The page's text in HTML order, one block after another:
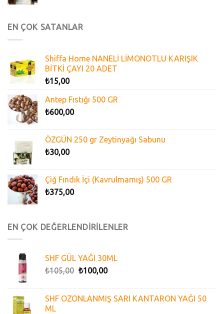
EN ÇOK SATANLAR
Shiffa Home NANELİ LİMONOTLU KARIŞIK
BİTKİ ÇAYI 20 ADET
₺15,00
Antep Fıstığı 500 GR
₺600,00
ÖZGÜN 250 gr Zeytinyağı Sabunu
₺30,00
Çiğ Fındık İçi (Kavrulmamış) 500 GR
₺375,00
EN ÇOK DEĞERLENDİRİLENLER
SHF GÜL YAĞI 30ML
₺105,00 ₺100,00
SHF OZONLANMIŞ SARI KANTARON YAĞI 50
ML